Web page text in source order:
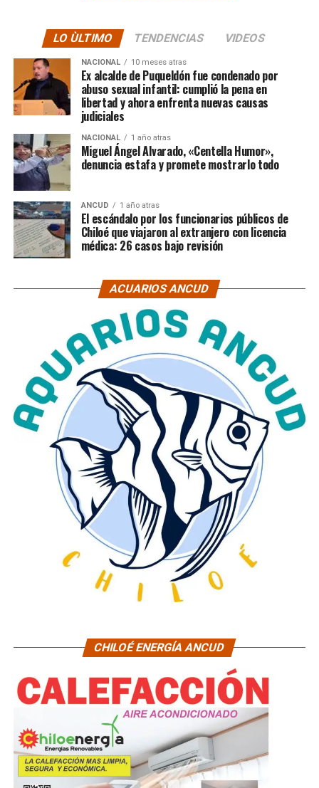
LO ÙLTIMO TENDENCIAS VIDEOS
NACIONAL 10 meses atras
Ex alcalde de Puqueldón fue condenado por
abuso sexual infantil: cumplió la pena en
libertad y ahora enfrenta nuevas causas
judiciales
NACIONAL 1 año atras
Miguel Ángel Alvarado, «Centella Humor»,
denuncia estafa y promete mostrarlo todo
ANCUD 1 año atras
El escándalo por los funcionarios públicos de
Chiloé que viajaron al extranjero con licencia
médica: 26 casos bajo revisión
ACUARIOS ANCUD
CHILOÉ ENERGÍA ANCUD